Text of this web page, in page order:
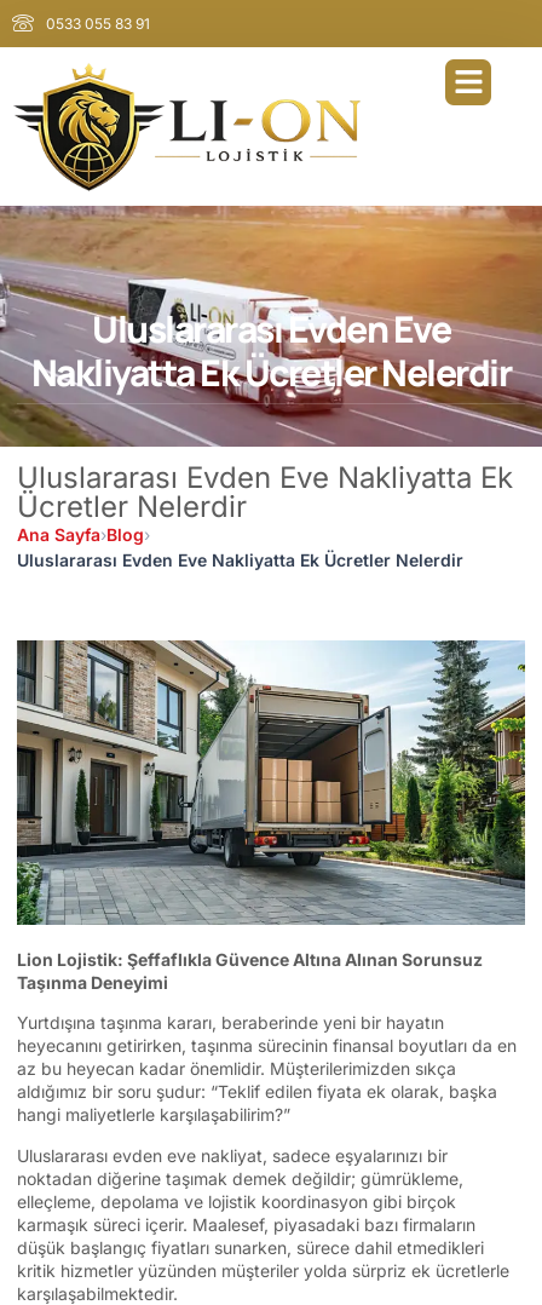
0533 055 83 91
Uluslararası Evden Eve
Nakliyatta Ek Ücretler Nelerdir
Uluslararası Evden Eve Nakliyatta Ek
Ücretler Nelerdir
Ana Sayfa›Blog›
Uluslararası Evden Eve Nakliyatta Ek Ücretler Nelerdir
Lion Lojistik: Şeffaflıkla Güvence Altına Alınan Sorunsuz
Taşınma Deneyimi
Yurtdışına taşınma kararı, beraberinde yeni bir hayatın
heyecanını getirirken, taşınma sürecinin finansal boyutları da en
az bu heyecan kadar önemlidir. Müşterilerimizden sıkça
aldığımız bir soru şudur: “Teklif edilen fiyata ek olarak, başka
hangi maliyetlerle karşılaşabilirim?”
Uluslararası evden eve nakliyat, sadece eşyalarınızı bir
noktadan diğerine taşımak demek değildir; gümrükleme,
elleçleme, depolama ve lojistik koordinasyon gibi birçok
karmaşık süreci içerir. Maalesef, piyasadaki bazı firmaların
düşük başlangıç fiyatları sunarken, sürece dahil etmedikleri
kritik hizmetler yüzünden müşteriler yolda sürpriz ek ücretlerle
karşılaşabilmektedir.